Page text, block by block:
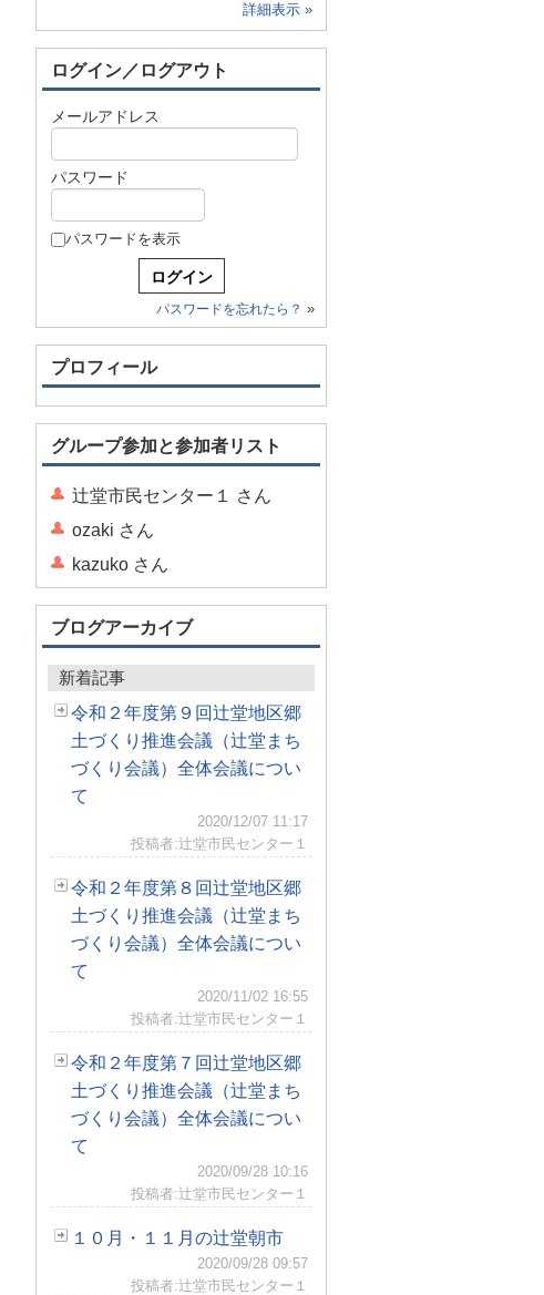
詳細表示 »
ログイン／ログアウト
メールアドレス
パスワード
パスワードを表示
パスワードを忘れたら？ »
プロフィール
グループ参加と参加者リスト
辻堂市民センター１ さん
ozaki さん
kazuko さん
ブログアーカイブ
新着記事
令和２年度第９回辻堂地区郷
土づくり推進会議（辻堂まち
づくり会議）全体会議につい
て
2020/12/07 11:17
投稿者:辻堂市民センター１
令和２年度第８回辻堂地区郷
土づくり推進会議（辻堂まち
づくり会議）全体会議につい
て
2020/11/02 16:55
投稿者:辻堂市民センター１
令和２年度第７回辻堂地区郷
土づくり推進会議（辻堂まち
づくり会議）全体会議につい
て
2020/09/28 10:16
投稿者:辻堂市民センター１
１０月・１１月の辻堂朝市
2020/09/28 09:57
投稿者:辻堂市民センター１